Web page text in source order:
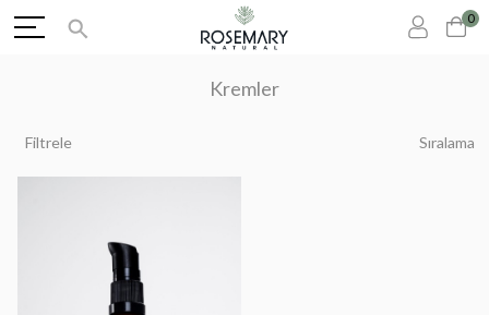
0
Kremler
Filtrele Sıralama